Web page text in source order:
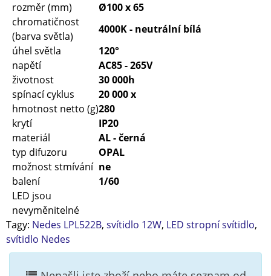
rozměr (mm)
Ø100 x 65
chromatičnost
(barva světla)
4000K - neutrální bílá
úhel světla
120°
napětí
AC85 - 265V
životnost
30 000h
spínací cyklus
20 000 x
hmotnost netto (g)280
krytí
IP20
materiál
AL - černá
typ difuzoru
OPAL
možnost stmívání ne
balení
1/60
LED jsou
nevyměnitelné
Tagy: Nedes LPL522B, svítidlo 12W, LED stropní svítidlo,
svítidlo Nedes